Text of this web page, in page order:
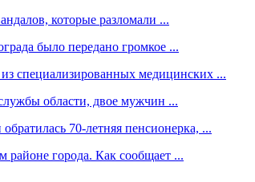
которые разломали ...
было передано громкое ...
специализированных медицинских ...
области, двое мужчин ...
70-летняя пенсионерка, ...
районе города. Как сообщает ...